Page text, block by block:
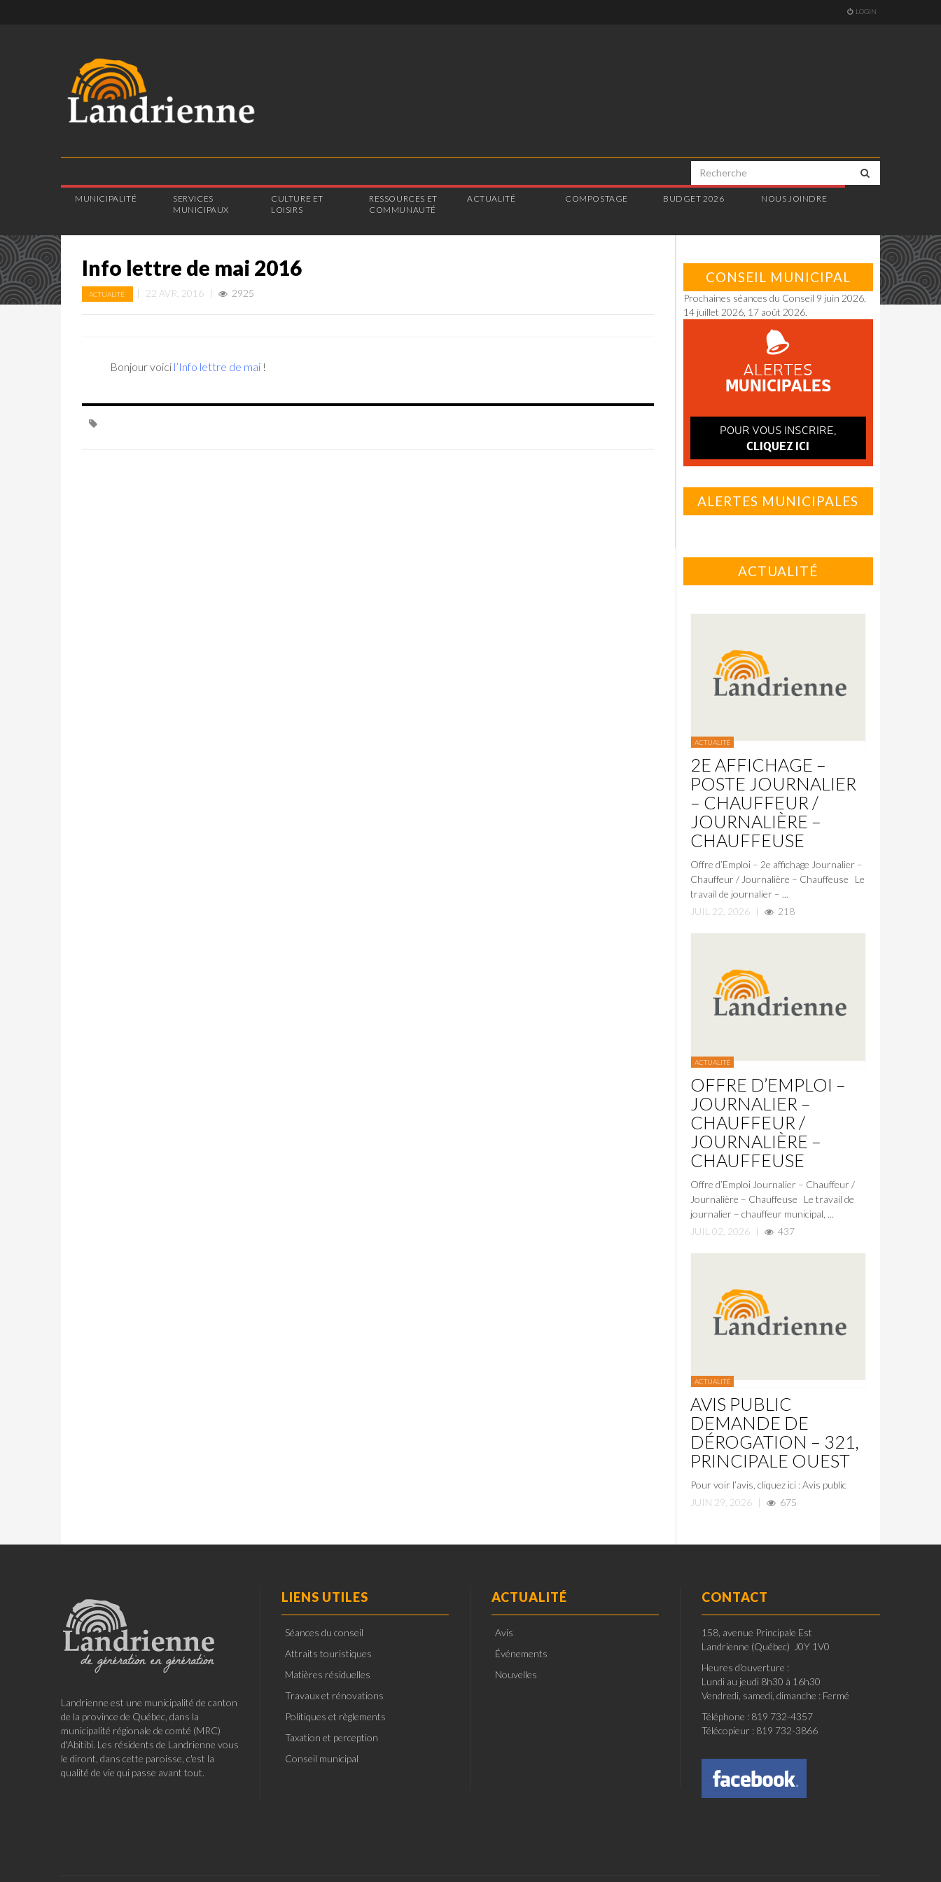
LOGIN
MUNICIPALITÉ
SERVICES
MUNICIPAUX
CULTURE ET
LOISIRS
RESSOURCES ET
COMMUNAUTÉ
ACTUALITÉ COMPOSTAGE BUDGET 2026 NOUS JOINDRE
Info lettre de mai 2016
ACTUALITÉ | 22 AVR, 2016 | 2925
Bonjour voici l’Info lettre de mai !
CONSEIL MUNICIPAL
Prochaines séances du Conseil 9 juin 2026,
14 juillet 2026, 17 août 2026.
ALERTES
MUNICIPALES
POUR VOUS INSCRIRE,
CLIQUEZ ICI
ALERTES MUNICIPALES
ACTUALITÉ
ACTUALITÉ
2E AFFICHAGE –
POSTE JOURNALIER
– CHAUFFEUR /
JOURNALIÈRE –
CHAUFFEUSE
Offre d’Emploi – 2e affichage Journalier –
Chauffeur / Journalière – Chauffeuse Le
travail de journalier – ...
JUIL 22, 2026
218
ACTUALITÉ
OFFRE D’EMPLOI –
JOURNALIER –
CHAUFFEUR /
JOURNALIÈRE –
CHAUFFEUSE
Offre d’Emploi Journalier – Chauffeur /
Journalière – Chauffeuse Le travail de
journalier – chauffeur municipal, ...
JUIL 02, 2026
| 437
ACTUALITÉ
AVIS PUBLIC
DEMANDE DE
DÉROGATION – 321,
PRINCIPALE OUEST
Pour voir l’avis, cliquez ici : Avis public
JUIN 29, 2026
| 675
Landrienne est une municipalité de canton
de la province de Québec, dans la
municipalité régionale de comté (MRC)
d'Abitibi. Les résidents de Landrienne vous
le diront, dans cette paroisse, c'est la
qualité de vie qui passe avant tout.
LIENS UTILES
Séances du conseil
Attraits touristiques
Matières résiduelles
Travaux et rénovations
Politiques et règlements
Taxation et perception
Conseil municipal
ACTUALITÉ
Avis
Événements
Nouvelles
CONTACT
158, avenue Principale Est
Landrienne (Québec) J0Y 1V0
Heures d'ouverture :
Lundi au jeudi 8h30 à 16h30
Vendredi, samedi, dimanche : Fermé
Téléphone : 819 732-4357
Télécopieur : 819 732-3866